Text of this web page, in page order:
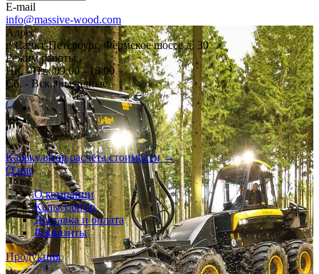
E-mail
info@massive-wood.com
Адрес
г. Санкт-Петербург, Фермское шоссе д. 30
Режим работы
Пн. - Пт.: 09:00 - 18:00
Сб. - Вск.: выходные
Калькулятор расчёта стоимости →
О нас
О компании
Калькулятор
Доставка и оплата
Реквизиты
Продукция